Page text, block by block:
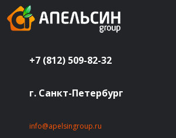
+7 (812) 509-82-32
г. Санкт-Петербург
info@apelsingroup.ru